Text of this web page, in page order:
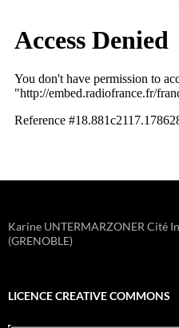
Karine UNTERMARZONER Cité
(GRENOBLE)
LICENCE CREATIVE COMMONS